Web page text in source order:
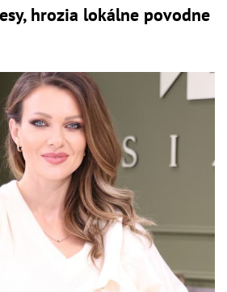
hrozia lokálne povodne